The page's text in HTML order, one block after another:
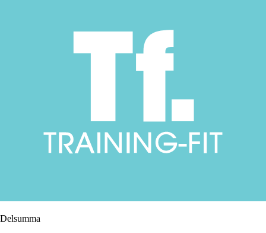
Delsumma